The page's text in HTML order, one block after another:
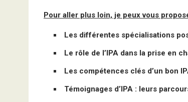
Pour aller plus loin, je peux vous
Les différentes spécialisations
Le rôle de l’IPA dans la prise en
Les compétences clés d’un bon
Témoignages d’IPA : leurs